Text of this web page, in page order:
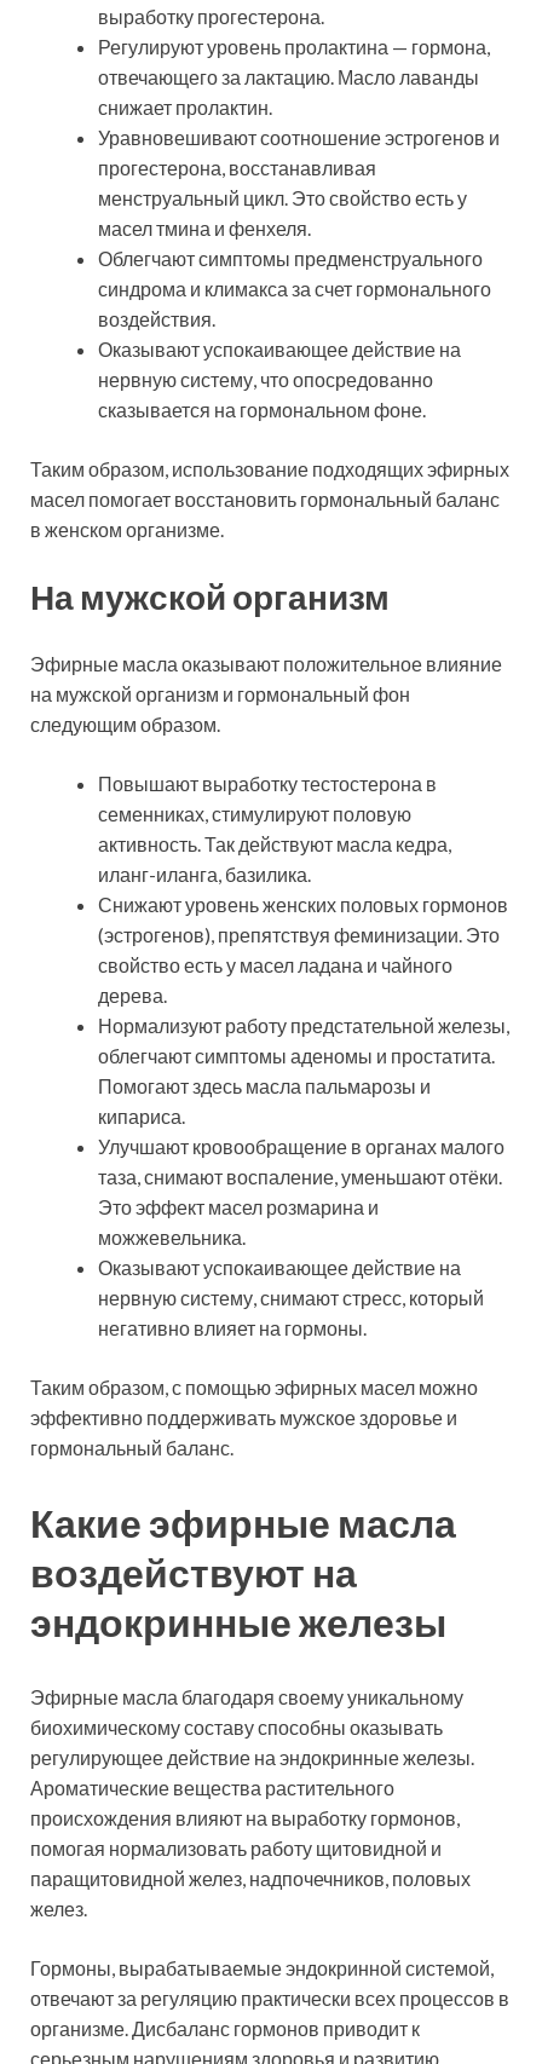
выработку прогестерона.
Регулируют уровень пролактина — гормона,
отвечающего за лактацию. Масло лаванды
снижает пролактин.
Уравновешивают соотношение эстрогенов и
прогестерона, восстанавливая
менструальный цикл. Это свойство есть у
масел тмина и фенхеля.
Облегчают симптомы предменструального
синдрома и климакса за счет гормонального
воздействия.
Оказывают успокаивающее действие на
нервную систему, что опосредованно
сказывается на гормональном фоне.
Таким образом, использование подходящих эфирных
масел помогает восстановить гормональный баланс
в женском организме.
На мужской организм
Эфирные масла оказывают положительное влияние
на мужской организм и гормональный фон
следующим образом.
Повышают выработку тестостерона в
семенниках, стимулируют половую
активность. Так действуют масла кедра,
иланг-иланга, базилика.
Снижают уровень женских половых гормонов
(эстрогенов), препятствуя феминизации. Это
свойство есть у масел ладана и чайного
дерева.
Нормализуют работу предстательной железы,
облегчают симптомы аденомы и простатита.
Помогают здесь масла пальмарозы и
кипариса.
Улучшают кровообращение в органах малого
таза, снимают воспаление, уменьшают отёки.
Это эффект масел розмарина и
можжевельника.
Оказывают успокаивающее действие на
нервную систему, снимают стресс, который
негативно влияет на гормоны.
Таким образом, с помощью эфирных масел можно
эффективно поддерживать мужское здоровье и
гормональный баланс.
Какие эфирные масла
воздействуют на
эндокринные железы
Эфирные масла благодаря своему уникальному
биохимическому составу способны оказывать
регулирующее действие на эндокринные железы.
Ароматические вещества растительного
происхождения влияют на выработку гормонов,
помогая нормализовать работу щитовидной и
паращитовидной желез, надпочечников, половых
желез.
Гормоны, вырабатываемые эндокринной системой,
отвечают за регуляцию практически всех процессов в
организме. Дисбаланс гормонов приводит к
серьезным нарушениям здоровья и развитию